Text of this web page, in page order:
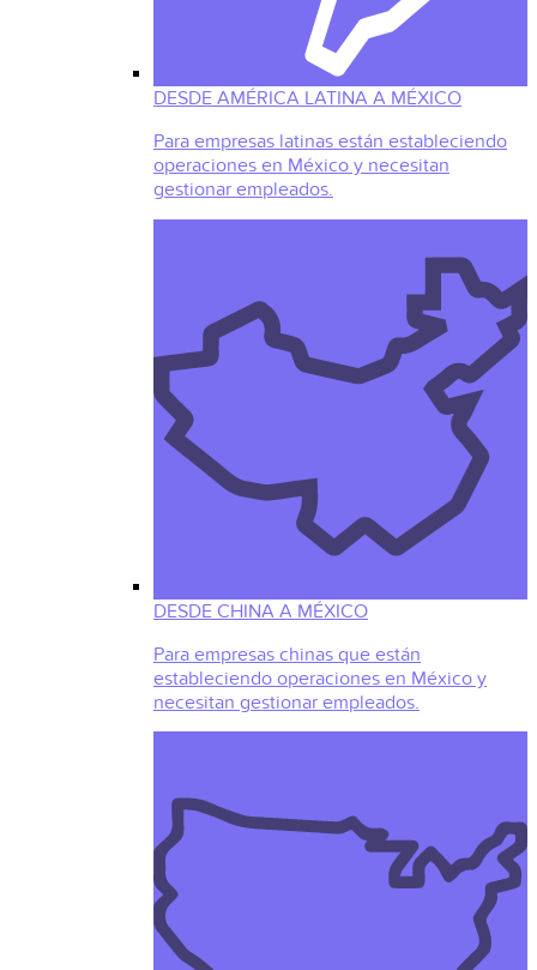
DESDE AMÉRICA LATINA A MÉXICO
Para empresas latinas están estableciendo
operaciones en México y necesitan
gestionar empleados.
DESDE CHINA A MÉXICO
Para empresas chinas que están
estableciendo operaciones en México y
necesitan gestionar empleados.